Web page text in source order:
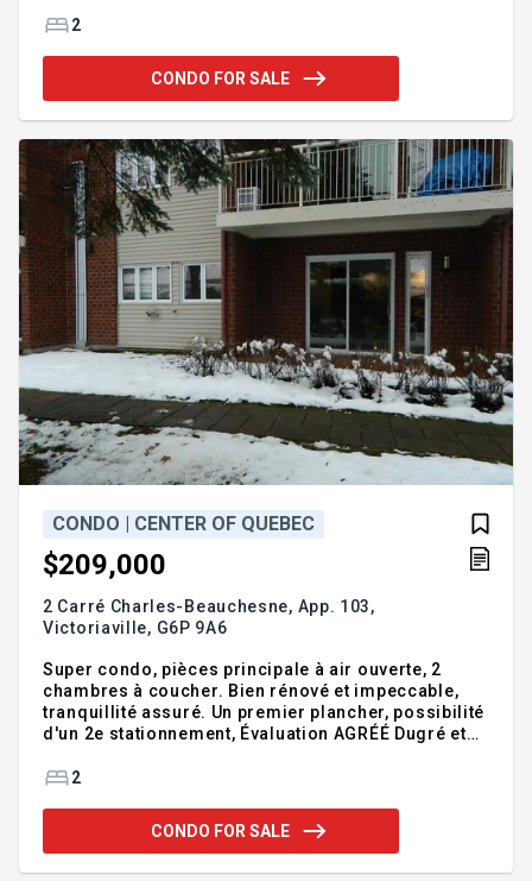
location, elle génère des revenus annuels
pour investisseurs ou futurs propriétaires
recherchant un espace bien situé et fonctionnel.
2
CONDO FOR SALE
CONDO | CENTER OF QUEBEC
$209,000
2 Carré Charles-Beauchesne, App. 103,
Victoriaville, G6P 9A6
Super condo, pièces principale à air ouverte, 2
chambres à coucher. Bien rénové et impeccable,
tranquillité assuré. Un premier plancher, possibilité
d'un 2e stationnement, Évaluation AGRÉÉ Dugré et
absolument. Addendum:Incusions:Lustres, stores,
2
CONDO FOR SALE